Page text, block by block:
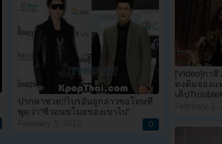
ปากพาซวย!!ไบรอันจูกล่าวขอโทษที่
พูดว่า”ซีวอนขโมยของเขาไป”
0
[Video]กาฮี
ดงคิมจองแ
เต็ป